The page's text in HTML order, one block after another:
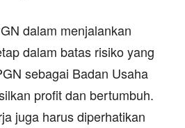
dalam menjalankan
dalam batas risiko yang
sebagai Badan Usaha
profit dan bertumbuh.
juga harus diperhatikan